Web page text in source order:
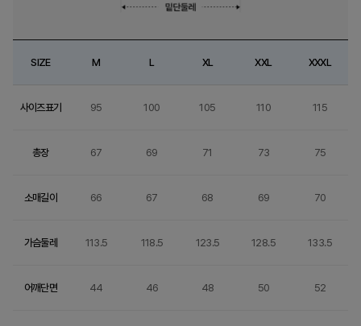
SIZE M L XL XXL XXXL
사이즈표기 95 100 105 110 115
총장 67 69 71 73 75
소매길이 66 67 68 69 70
가슴둘레 113.5 118.5 123.5 128.5 133.5
어깨단면 44 46 48 50 52